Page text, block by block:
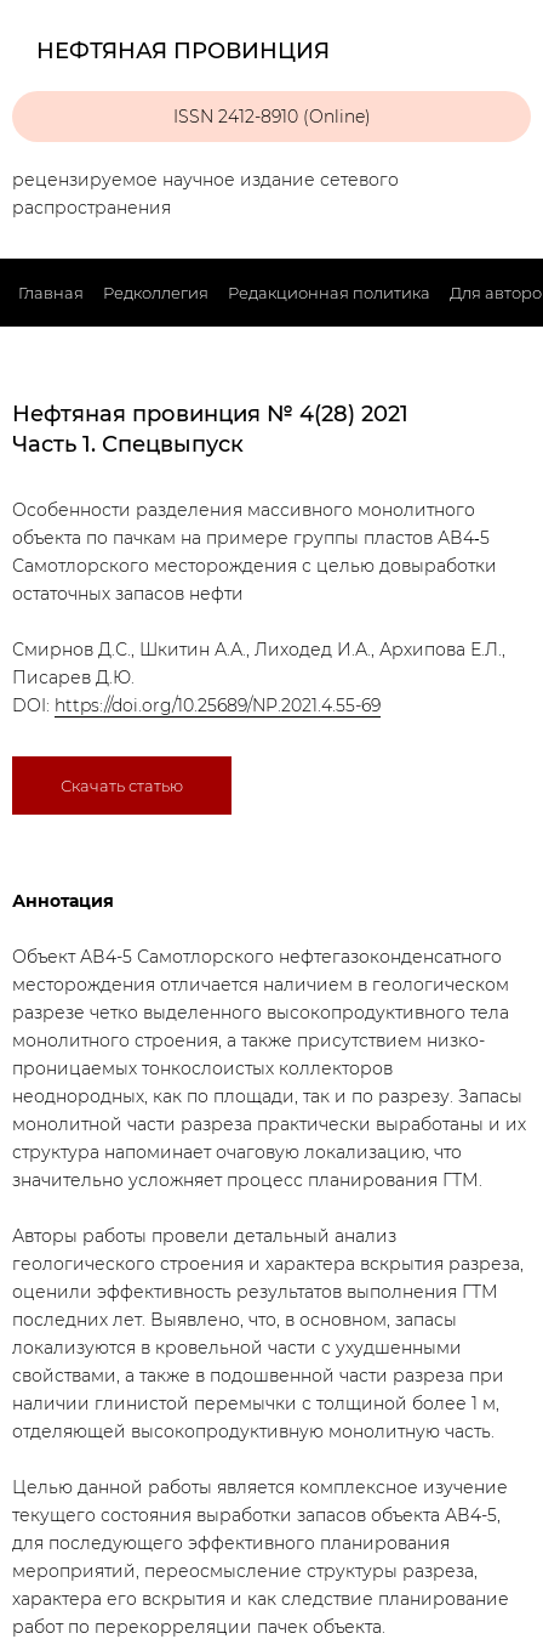
НЕФТЯНАЯ ПРОВИНЦИЯ
ISSN 2412-8910 (Online)
рецензируемое научное издание сетевого
распространения
Главная Редколлегия Редакционная политика Для
Нефтяная провинция № 4(28) 2021
Часть 1. Спецвыпуск
Особенности разделения массивного монолитного
объекта по пачкам на примере группы пластов АВ4‑5
Самотлорского месторождения с целью довыработки
остаточных запасов нефти
Смирнов Д.С., Шкитин А.А., Лиходед И.А., Архипова Е.Л.,
Писарев Д.Ю.
DOI: https://doi.org/10.25689/NP.2021.4.55-69
Скачать статью
Аннотация
Объект АВ4-5 Самотлорского нефтегазоконденсатного
месторождения отличается наличием в геологическом
разрезе четко выделенного высокопродуктивного тела
монолитного строения, а также присутствием низко-
проницаемых тонкослоистых коллекторов
неоднородных, как по площади, так и по разрезу. Запасы
монолитной части разреза практически выработаны и их
структура напоминает очаговую локализацию, что
значительно усложняет процесс планирования ГТМ.
Авторы работы провели детальный анализ
геологического строения и характера вскрытия разреза,
оценили эффективность результатов выполнения ГТМ
последних лет. Выявлено, что, в основном, запасы
локализуются в кровельной части с ухудшенными
свойствами, а также в подошвенной части разреза при
наличии глинистой перемычки с толщиной более 1 м,
отделяющей высокопродуктивную монолитную часть.
Целью данной работы является комплексное изучение
текущего состояния выработки запасов объекта АВ4-5,
для последующего эффективного планирования
мероприятий, переосмысление структуры разреза,
характера его вскрытия и как следствие планирование
работ по перекорреляции пачек объекта.